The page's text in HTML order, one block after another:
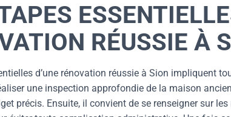
RÉUSSIE À
d’une rénovation réussie à Sion impliquent
une inspection approfondie de la maison
précis. Ensuite, il convient de se renseigner sur